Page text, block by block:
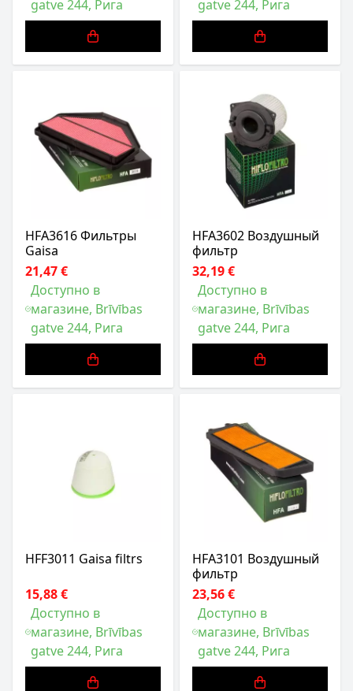
gatve 244, Рига
gatve 244, Рига
HFA3616 Фильтры
Gaisa
21,47 €
Доступно в
магазине, Brīvības
gatve 244, Рига
HFA3602 Воздушный
фильтр
32,19 €
Доступно в
магазине, Brīvības
gatve 244, Рига
HFF3011 Gaisa filtrs
15,88 €
Доступно в
магазине, Brīvības
gatve 244, Рига
HFA3101 Воздушный
фильтр
23,56 €
Доступно в
магазине, Brīvības
gatve 244, Рига